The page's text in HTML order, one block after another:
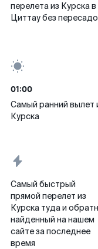
перелета из Курска в
Циттау без
01:00
Самый ранний вылет
Курска
Самый быстрый
прямой перелет из
Курска туда и
найденный на нашем
сайте за последнее
время